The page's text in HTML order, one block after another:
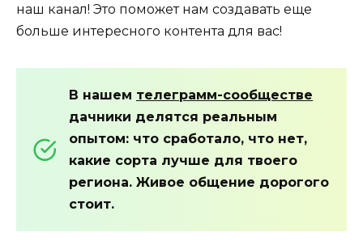
наш канал! Это поможет нам создавать еще
больше интересного контента для вас!
В нашем телеграмм-сообществе
дачники делятся реальным
опытом: что сработало, что нет,
какие сорта лучше для твоего
региона. Живое общение дорогого
стоит.